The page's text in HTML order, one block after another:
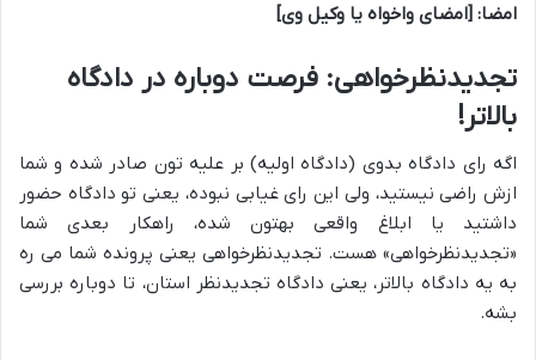
امضا: [امضای واخواه یا وکیل وی]
تجدیدنظرخواهی: فرصت دوباره در دادگاه
بالاتر!
اگه رای دادگاه بدوی (دادگاه اولیه) بر علیه تون صادر شده و شما
ازش راضی نیستید، ولی این رای غیابی نبوده، یعنی تو دادگاه حضور
داشتید یا ابلاغ واقعی بهتون شده، راهکار بعدی شما
«تجدیدنظرخواهی» هست. تجدیدنظرخواهی یعنی پرونده شما می ره
به یه دادگاه بالاتر، یعنی دادگاه تجدیدنظر استان، تا دوباره بررسی
بشه.